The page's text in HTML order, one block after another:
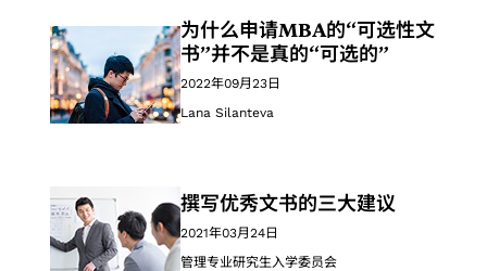
为什么申请MBA的“可选性文
书”并不是真的“可选的”
2022年09月23日
Lana Silanteva
撰写优秀文书的三大建议
2021年03月24日
管理专业研究生入学委员会